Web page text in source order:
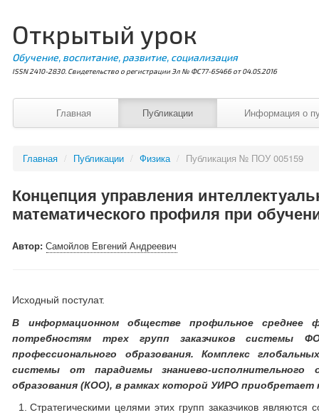
Открытый урок
Обучение, воспитание, развитие, социализация
ISSN 2410-2830. Свидетельство о регистрации Эл № ФС77-65466 от 04.05.2016
Главная Публикации Информация о
Главная / Публикации / Физика / Публикация № ПОУ 005159
Концепция управления
математического профиля при
Автор:Самойлов Евгений Андреевич
Исходный постулат.
В информационном обществе профильное среднее
потребностям трех групп заказчиков системы
профессионального образования. Комплекс
системы от парадигмы знаниево-исполнительного
образования (КОО), в рамках которой УИРО приобретает
Стратегическими целями этих групп заказчиков